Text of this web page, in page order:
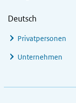
Deutsch
Privatpersonen
Unternehmen